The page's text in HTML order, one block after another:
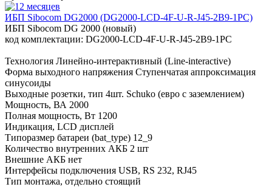
ИБП Sibocom DG2000 (DG2000-LCD-4F-U-R-J45-2B9-1PC)
ИБП Sibocom DG 2000 (новый)
код комплектации: DG2000-LCD-4F-U-R-J45-2B9-1PC
Технология Линейно-интерактивный (Line-interactive)
Форма выходного напряжения Ступенчатая аппроксимация
синусоиды
Выходные розетки, тип 4шт. Schuko (евро с заземлением)
Мощность, ВА 2000
Полная мощность, Вт 1200
Индикация, LCD дисплей
Типоразмер батареи (bat_type) 12_9
Количество внутренних АКБ 2 шт
Внешние АКБ нет
Интерфейсы подключения USB, RS 232, RJ45
Тип монтажа, отдельно стоящий